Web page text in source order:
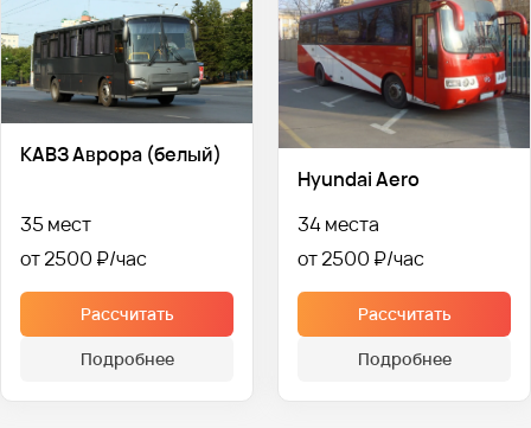
КАВЗ Аврора (белый)
35 мест
от 2500 ₽
Рассчитать
Подробнее
Hyundai Aero
34 места
от 2500 ₽
Рассчитать
Подробнее